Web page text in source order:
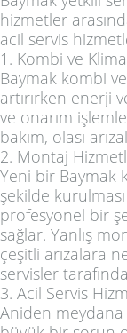
hizmetler
acil servis
1. Kombi ve
Baymak kombi
artırırken enerji
ve onarım
bakım, olası
2. Montaj
Yeni bir Baymak
şekilde
profesyonel bir
sağlar. Yanlış
çeşitli arızalara
servisler
3. Acil Servis
Aniden meydana